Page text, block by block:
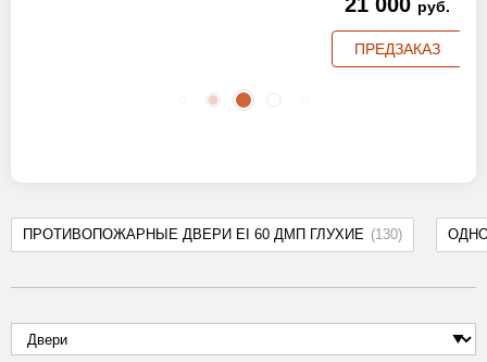
ПРОТИВОПОЖАРНЫЕ ДВЕРИ EI 60 ДМП ГЛУХИЕ (130)